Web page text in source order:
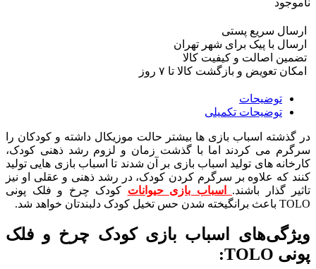
ارسال سریع پستی
ارسال با پیک برای شهر تهران
تضمین اصالت و کیفیت کالا
امکان تعویض و بازگشت کالا تا ۷ روز
توضیحات
توضیحات تکمیلی
در گذشته اسباب بازی ها بیشتر حالت موزیکال داشته و کودکان را
سرگرم می کردند اما با گذشت زمان و لزوم رشد ذهنی کودک،
کارخانه های تولید اسباب بازی بر آن شدند تا اسباب بازی هایی تولید
کنند که علاوه بر سرگرم کردن کودک، در رشد ذهنی و عقلی او نیز
تاثیر گذار باشند. اسباب بازی حیوانات کودک چرخ و فلک پونی
TOLO باعث برانگیخته شدن حس تخیل کودک دلبندتان خواهد شد.
ویژگی‌های اسباب بازی کودک چرخ و فلک
پونی TOLO: